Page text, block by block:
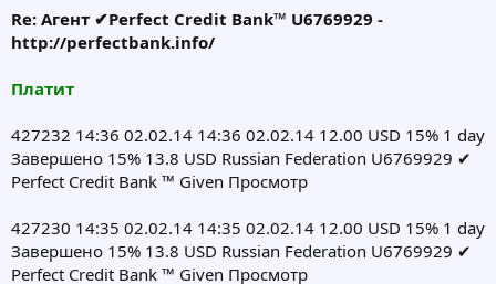
Re: Агент ✔Perfect Credit Bank™ U6769929 -
http://perfectbank.info/
Платит
427232 14:36 02.02.14 14:36 02.02.14 12.00 USD 15% 1 day
Завершено 15% 13.8 USD Russian Federation U6769929 ✔
Perfect Credit Bank ™ Given Просмотр
427230 14:35 02.02.14 14:35 02.02.14 12.00 USD 15% 1 day
Завершено 15% 13.8 USD Russian Federation U6769929 ✔
Perfect Credit Bank ™ Given Просмотр